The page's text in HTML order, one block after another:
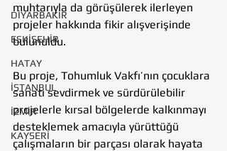
DİYARBAKIR
ESKİŞEHİR
HATAY
İSTANBUL
İZMİR
KAYSERİ
muhtarıyla da görüşülerek ilerleyen
projeler hakkında fikir alışverişinde
bulunuldu.
Bu proje, Tohumluk Vakfı’nın çocuklara
sanatı sevdirmek ve sürdürülebilir
projelerle kırsal bölgelerde kalkınmayı
desteklemek amacıyla yürüttüğü
çalışmaların bir parçası olarak hayata